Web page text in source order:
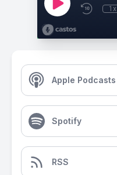
1x
Apple Podcasts
Spotify
RSS